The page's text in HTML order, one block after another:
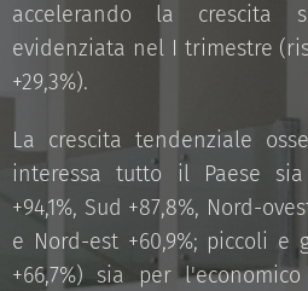
accelerando la crescita
evidenziata nel I trimestre
+29,3%).
La crescita tendenziale
interessa tutto il Paese
+94,1%, Sud +87,8%, Nord-
e Nord-est +60,9%; piccoli e
+66,7%) sia per